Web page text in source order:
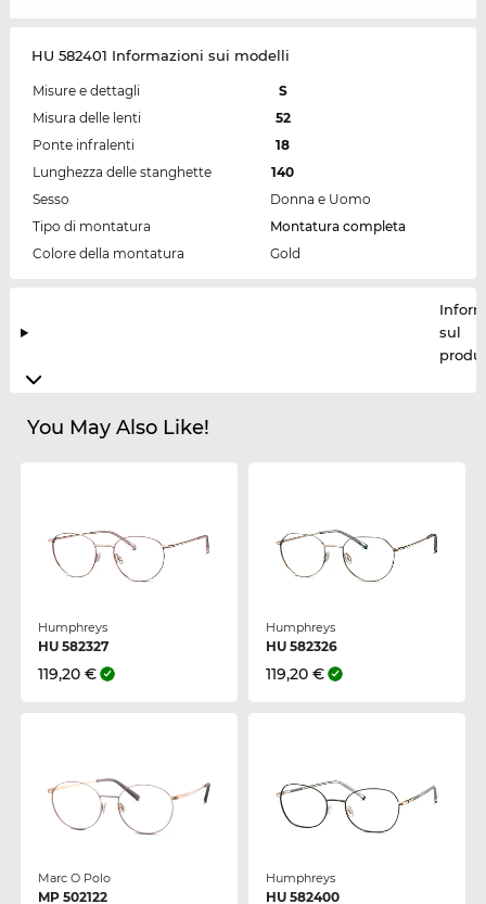
HU 582401 Informazioni sui modelli
Misure e dettagli
S
Misura delle lenti
52
Ponte infralenti
18
Lunghezza delle stanghette
140
Sesso
Donna e Uomo
Tipo di montatura
Montatura completa
Colore della montatura
Gold
sul
You May Also Like!
Humphreys
HU 582327
119,20 €
Humphreys
HU 582326
119,20 €
Marc O Polo
MP 502122
Humphreys
HU 582400